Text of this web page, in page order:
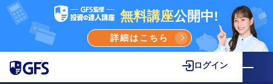
無料講座公開中!
詳細はこちら
ログイン